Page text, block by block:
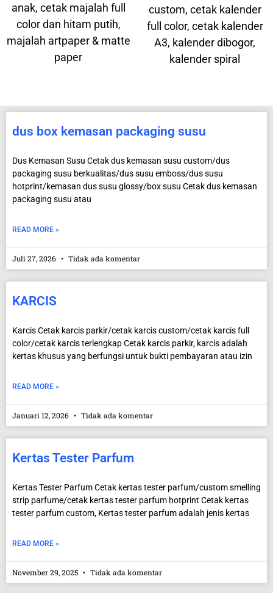
anak, cetak majalah full
color dan hitam putih,
majalah artpaper & matte
paper
custom, cetak kalender
full color, cetak kalender
A3, kalender dibogor,
kalender spiral
dus box kemasan packaging susu
Dus Kemasan Susu Cetak dus kemasan susu custom/dus
packaging susu berkualitas/dus susu emboss/dus susu
hotprint/kemasan dus susu glossy/box susu Cetak dus kemasan
packaging susu atau
READ MORE »
Juli 27, 2026 Tidak ada komentar
KARCIS
Karcis Cetak karcis parkir/cetak karcis custom/cetak karcis full
color/cetak karcis terlengkap Cetak karcis parkir, karcis adalah
kertas khusus yang berfungsi untuk bukti pembayaran atau izin
READ MORE »
Januari 12, 2026 Tidak ada komentar
Kertas Tester Parfum
Kertas Tester Parfum Cetak kertas tester parfum/custom smelling
strip parfume/cetak kertas tester parfum hotprint Cetak kertas
tester parfum custom, Kertas tester parfum adalah jenis kertas
READ MORE »
November 29, 2025 Tidak ada komentar